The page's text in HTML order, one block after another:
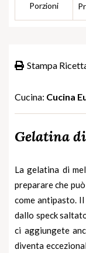
Porzioni
Stampa
Cucina: Cucina
Gelatina
La gelatina di
preparare che
come antipasto.
dallo speck
ci aggiungete
diventa